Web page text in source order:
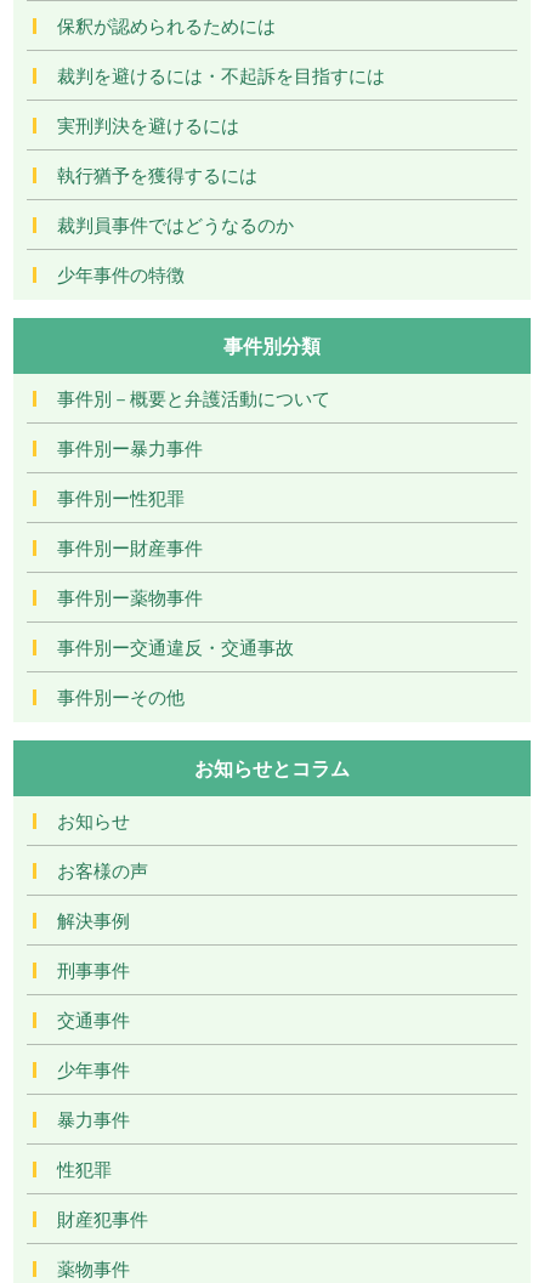
保釈が認められるためには
裁判を避けるには・不起訴を目指すには
実刑判決を避けるには
執行猶予を獲得するには
裁判員事件ではどうなるのか
少年事件の特徴
事件別分類
事件別－概要と弁護活動について
事件別ー暴力事件
事件別ー性犯罪
事件別ー財産事件
事件別ー薬物事件
事件別ー交通違反・交通事故
事件別ーその他
お知らせとコラム
お知らせ
お客様の声
解決事例
刑事事件
交通事件
少年事件
暴力事件
性犯罪
財産犯事件
薬物事件